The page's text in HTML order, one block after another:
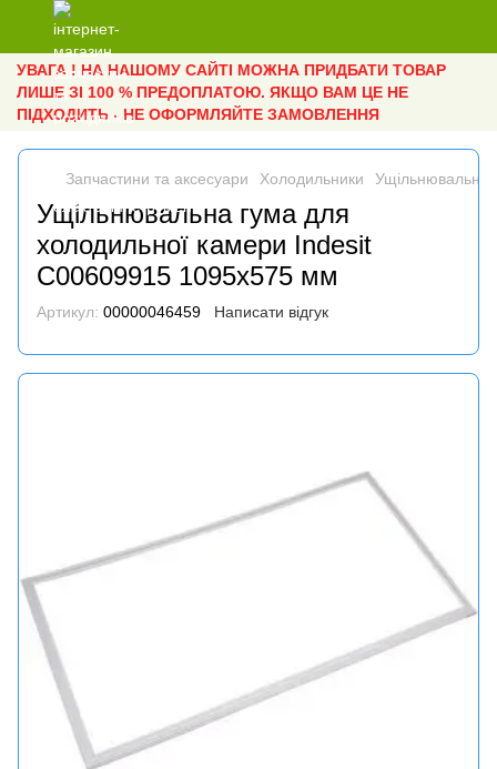
УВАГА ! НА НАШОМУ САЙТІ МОЖНА ПРИДБАТИ ТОВАР
ЛИШЕ ЗІ 100 % ПРЕДОПЛАТОЮ. ЯКЩО ВАМ ЦЕ НЕ
ПІДХОДИТЬ - НЕ ОФОРМЛЯЙТЕ ЗАМОВЛЕННЯ
Запчастини та аксесуари Холодильники Ущільнювальна
Ущільнювальна гума для
холодильної камери Indesit
C00609915 1095x575 мм
Артикул: 00000046459 Написати відгук